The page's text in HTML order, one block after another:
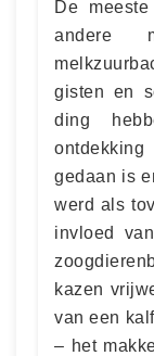
De
andere
gisten en
ding
gedaan is
werd als
invloed
kazen
van een
– het